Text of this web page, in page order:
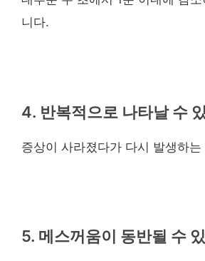
니다.
4. 반복적으로 나타날 수
증상이 사라졌다가 다시 발생하
5. 메스꺼움이 동반될 수